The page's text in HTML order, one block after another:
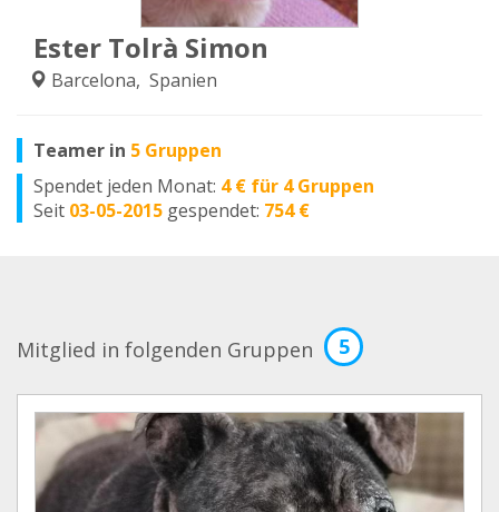
Ester Tolrà Simon
Barcelona, Spanien
Teamer in 5 Gruppen
Spendet jeden Monat: 4 € für 4 Gruppen
Seit 03-05-2015 gespendet: 754 €
Mitglied in folgenden Gruppen 5